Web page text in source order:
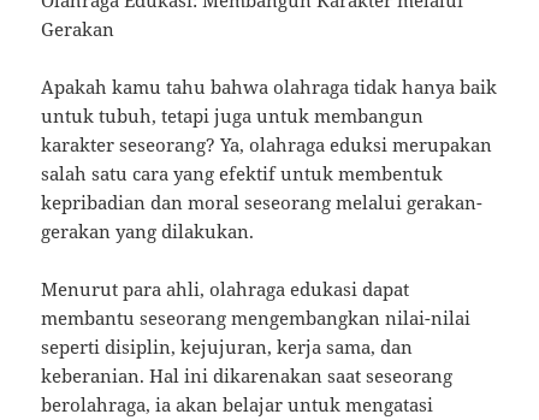
Gerakan
Apakah kamu tahu bahwa olahraga tidak hanya baik
untuk tubuh, tetapi juga untuk membangun
karakter seseorang? Ya, olahraga eduksi merupakan
salah satu cara yang efektif untuk membentuk
kepribadian dan moral seseorang melalui gerakan-
gerakan yang dilakukan.
Menurut para ahli, olahraga edukasi dapat
membantu seseorang mengembangkan nilai-nilai
seperti disiplin, kejujuran, kerja sama, dan
keberanian. Hal ini dikarenakan saat seseorang
berolahraga, ia akan belajar untuk mengatasi